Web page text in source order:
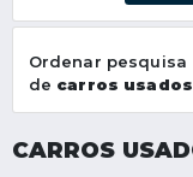
Ordenar pesquisa
de carros usados
CARROS